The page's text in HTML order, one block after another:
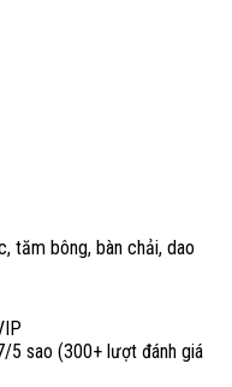
tăm bông, bàn chải, dao
5 sao (300+ lượt đánh giá